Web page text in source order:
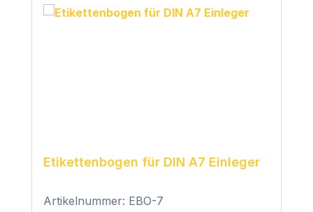
Etikettenbogen für DIN A7 Einleger
Artikelnummer: EBO-7